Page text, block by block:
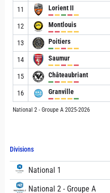
Divisions
National 1
National 2 - Groupe A
11 Lorient II
12 Montlouis
13 Poitiers
14 Saumur
15 Châteaubriant
16 Granville
National 2 - Groupe A 2025-2026